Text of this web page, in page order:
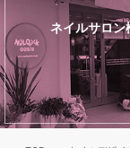
ネイルサロン